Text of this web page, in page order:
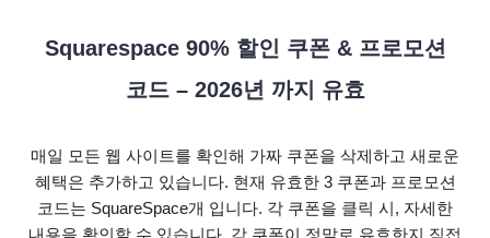
Squarespace 90% 할인 쿠폰 & 프로모션
코드 – 2026년 까지 유효
매일 모든 웹 사이트를 확인해 가짜 쿠폰을 삭제하고 새로운
혜택은 추가하고 있습니다. 현재 유효한 3 쿠폰과 프로모션
코드는 SquareSpace개 입니다. 각 쿠폰을 클릭 시, 자세한
내용을 확인할 수 있습니다. 각 쿠폰이 정말로 유효한지 직접